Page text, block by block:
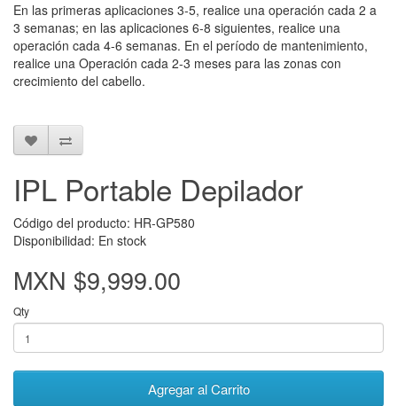
En las primeras aplicaciones 3-5, realice una operación cada 2 a
3 semanas; en las aplicaciones 6-8 siguientes, realice una
operación cada 4-6 semanas. En el período de mantenimiento,
realice una Operación cada 2-3 meses para las zonas con
crecimiento del cabello.
IPL Portable Depilador
Código del producto: HR-GP580
Disponibilidad: En stock
MXN $9,999.00
Qty
Agregar al Carrito